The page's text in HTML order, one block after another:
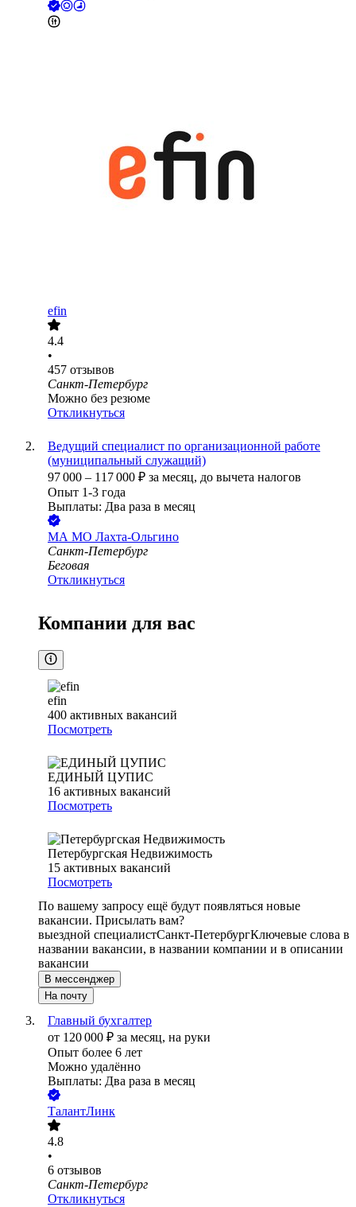
efin
4.4
•
457 отзывов
Санкт-Петербург
Можно без резюме
Откликнуться
Ведущий специалист по организационной работе
(муниципальный служащий)
97 000 – 117 000 ₽ за месяц, до вычета налогов
Опыт 1-3 года
Выплаты: Два раза в месяц
МА МО Лахта-Ольгино
Санкт-Петербург
Беговая
Откликнуться
Компании для вас
efin
400 активных вакансий
Посмотреть
ЕДИНЫЙ ЦУПИС
16 активных вакансий
Посмотреть
Петербургская Недвижимость
15 активных вакансий
Посмотреть
По вашему запросу ещё будут появляться новые
вакансии. Присылать вам?
выездной специалистСанкт-ПетербургКлючевые слова в
названии вакансии, в названии компании и в описании
вакансии
В мессенджер
На почту
Главный бухгалтер
от 120 000 ₽ за месяц, на руки
Опыт более 6 лет
Можно удалённо
Выплаты: Два раза в месяц
ТалантЛинк
4.8
•
6 отзывов
Санкт-Петербург
Откликнуться